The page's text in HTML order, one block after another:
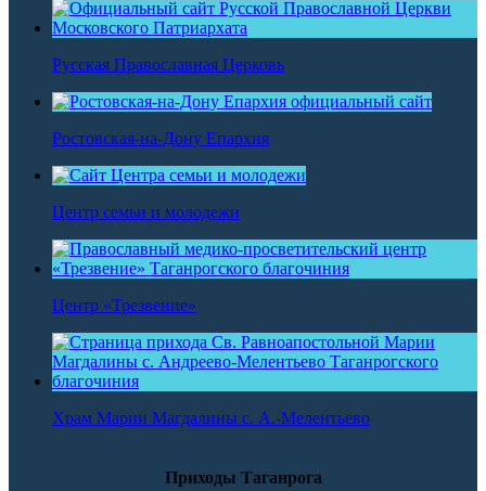
Русская Православная Церковь
Ростовская-на-Дону Епархия
Центр семьи и молодежи
Центр «Трезвение»
Храм Марии Магдалины с. А.-Мелентьево
Приходы Таганрога